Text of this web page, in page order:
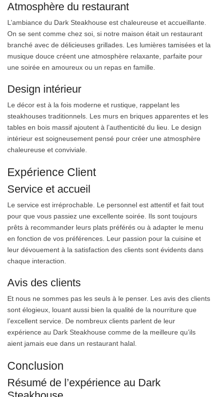
Atmosphère du restaurant
L’ambiance du Dark Steakhouse est chaleureuse et accueillante.
On se sent comme chez soi, si notre maison était un restaurant
branché avec de délicieuses grillades. Les lumières tamisées et la
musique douce créent une atmosphère relaxante, parfaite pour
une soirée en amoureux ou un repas en famille.
Design intérieur
Le décor est à la fois moderne et rustique, rappelant les
steakhouses traditionnels. Les murs en briques apparentes et les
tables en bois massif ajoutent à l’authenticité du lieu. Le design
intérieur est soigneusement pensé pour créer une atmosphère
chaleureuse et conviviale.
Expérience Client
Service et accueil
Le service est irréprochable. Le personnel est attentif et fait tout
pour que vous passiez une excellente soirée. Ils sont toujours
prêts à recommander leurs plats préférés ou à adapter le menu
en fonction de vos préférences. Leur passion pour la cuisine et
leur dévouement à la satisfaction des clients sont évidents dans
chaque interaction.
Avis des clients
Et nous ne sommes pas les seuls à le penser. Les avis des clients
sont élogieux, louant aussi bien la qualité de la nourriture que
l’excellent service. De nombreux clients parlent de leur
expérience au Dark Steakhouse comme de la meilleure qu’ils
aient jamais eue dans un restaurant halal.
Conclusion
Résumé de l’expérience au Dark